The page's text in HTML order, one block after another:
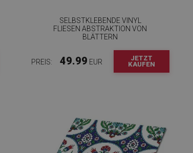
SELBSTKLEBENDE VINYL
FLIESEN ABSTRAKTION VON
BLÄTTERN
PREIS: 49.99 EUR
JETZT
KAUFEN